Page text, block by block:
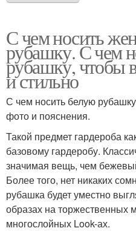
С чем носить
рубашку. С чем
рубашку, чтобы
и стильно
С чем носить белую
фото и пояснения.
Такой предмет гардероба
базовому гардеробу.
значимая вещь, чем
Более того, нет никаких
рубашка будет уместно
образах на торжественных
многослойных Look-ах.